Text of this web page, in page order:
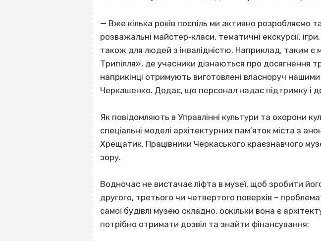
— Вже кілька років поспіль ми активно розробляємо
розважальні майстер‐класи, тематичні екскурсії,
також для людей з інвалідністю. Наприклад, таким є
Трипілля», де учасники дізнаються про досягнення
наприкінці отримують виготовлені власноруч
Черкашенко. Додає, що персонал надає підтримку і
Як повідомляють в Управлінні культури та охорони
спеціальні моделі архітектурних пам’яток міста з
Хрещатик. Працівники Черкаського краєзнавчого
зору.
Водночас не вистачає ліфта в музеї, щоб зробити
другого, третього чи четвертого поверхів –
самої будівлі музею складно, оскільки вона є
потрібно отримати дозвіл та знайти фінансування: